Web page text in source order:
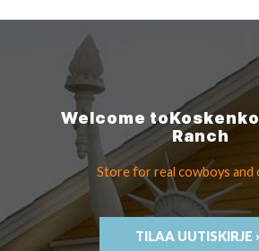
Welcome to
Ranch
Store for real cowboys and
TILAA UUTISKIRJE ›